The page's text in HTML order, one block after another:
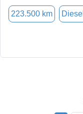
223.500 km Diesel